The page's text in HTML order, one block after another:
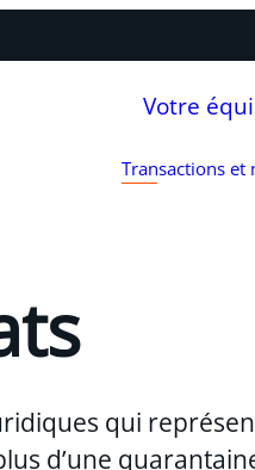
Votre
Transactions et
qui
d’une